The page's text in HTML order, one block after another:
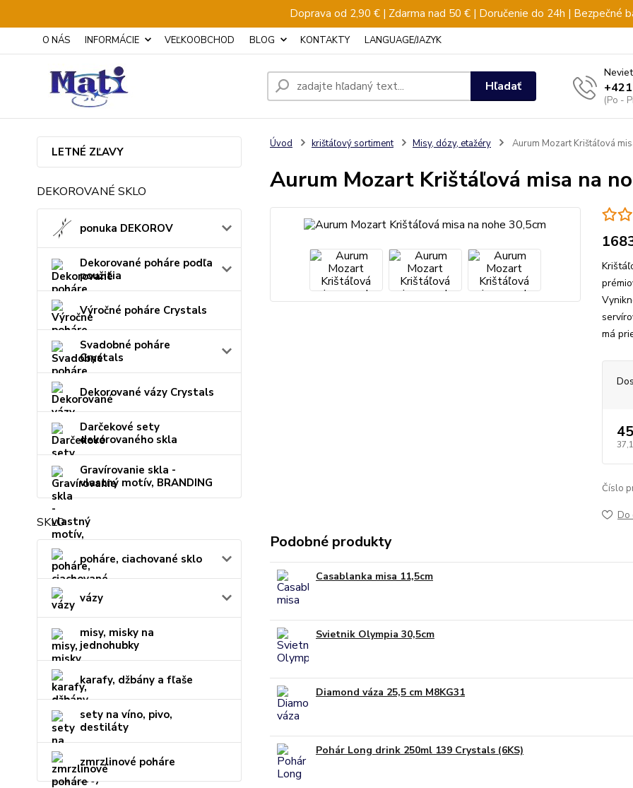
Doprava od 2,90 € | Zdarma nad 50 € | Doručenie do 24h | Bezpečné
O NÁS INFORMÁCIE VEĽKOOBCHOD BLOG KONTAKTY LANGUAGE/JAZYK
Hľadať
(Po -
LETNÉ ZĽAVY
DEKOROVANÉ SKLO
ponuka DEKOROV
Dekorované poháre podľa
použitia
Výročné poháre Crystals
Svadobné poháre
Crystals
Dekorované vázy Crystals
Darčekové sety
dekorovaného skla
Gravírovanie skla -
vlastný motív, BRANDING
SKLO
poháre, ciachované sklo
vázy
misy, misky na
jednohubky
karafy, džbány a fľaše
sety na víno, pivo,
destiláty
zmrzlinové poháre
Úvod krištáľový sortiment Misy, dózy, etažéry Aurum Mozart Krištáľová
Aurum Mozart Krištáľová misa na
má
Číslo
Do
Podobné produkty
Casablanka misa 11,5cm
Svietnik Olympia 30,5cm
Diamond váza 25,5 cm M8KG31
Pohár Long drink 250ml 139 Crystals (6KS)